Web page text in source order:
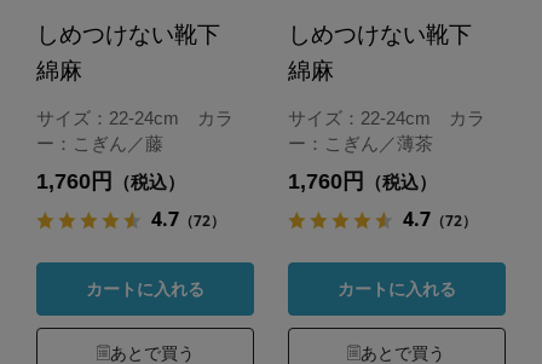
しめつけない靴下
綿麻
サイズ：22-24cm カラ
ー：こぎん／藤
1,760円 （税込）
4.7（72）
カートに入れる
あとで買う
しめつけない靴下
綿麻
サイズ：22-24cm カラ
ー：こぎん／薄茶
1,760円 （税込）
4.7（72）
カートに入れる
あとで買う